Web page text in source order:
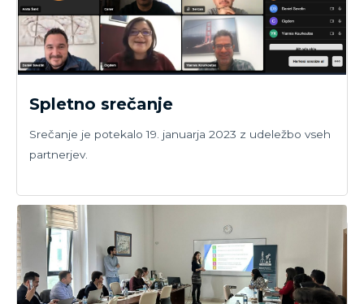
Spletno srečanje
Srečanje je potekalo 19. januarja 2023 z udeležbo vseh
partnerjev.